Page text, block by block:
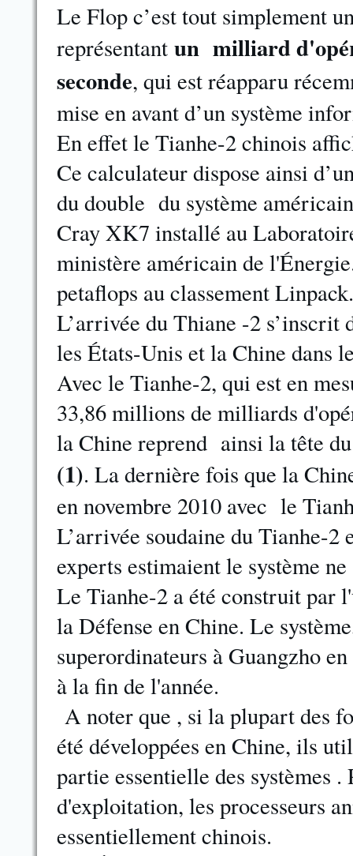
Le Flop c’est tout simplement
représentant un milliard
seconde, qui est réapparu
mise en avant d’un système
En effet le Tianhe-2 chinois
Ce calculateur dispose ainsi
du double du système
Cray XK7 installé au
ministère américain de
petaflops au classement
L’arrivée du Thiane -2
les États-Unis et la Chine dans
Avec le Tianhe-2, qui est en
33,86 millions de milliards
la Chine reprend ainsi la tête
(1). La dernière fois que la
en novembre 2010 avec le
L’arrivée soudaine du Tianhe-
experts estimaient le système
Le Tianhe-2 a été construit par
la Défense en Chine. Le
superordinateurs à Guangzho
à la fin de l'année.
A noter que , si la plupart des
été développées en Chine, ils
partie essentielle des systèmes
d'exploitation, les processeurs
essentiellement chinois.